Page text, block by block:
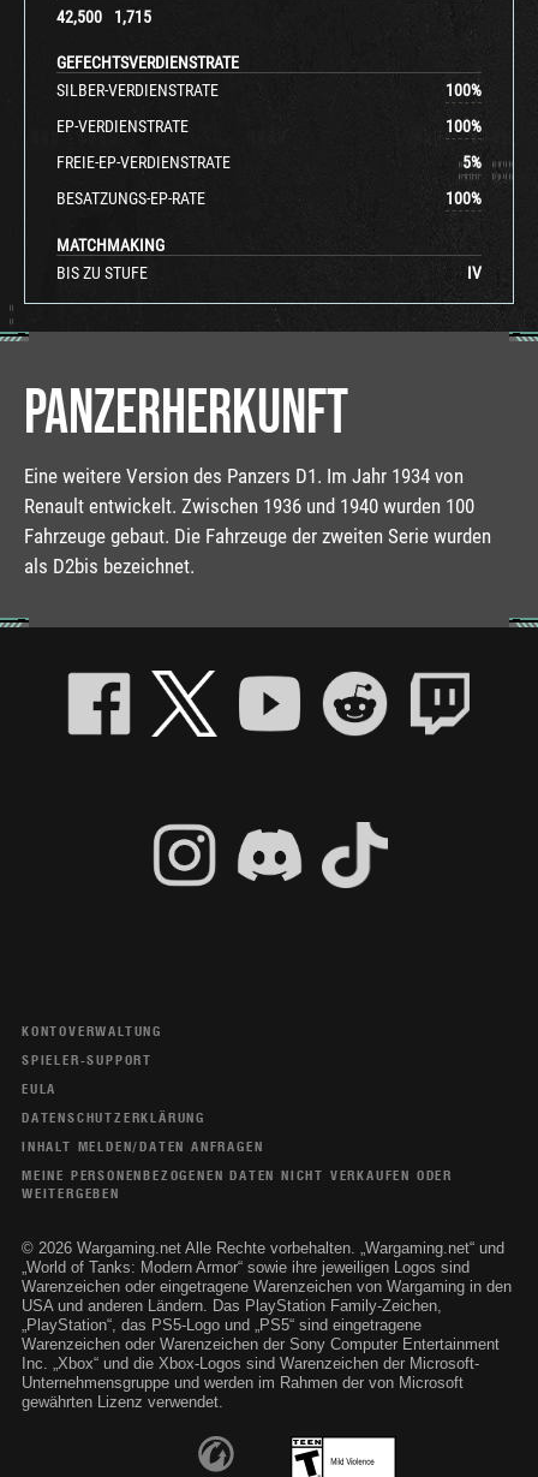
42,500
1,715
GEFECHTSVERDIENSTRATE
SILBER-VERDIENSTRATE
100%
EP-VERDIENSTRATE
100%
FREIE-EP-VERDIENSTRATE
5%
BESATZUNGS-EP-RATE
100%
MATCHMAKING
BIS ZU STUFE
IV
PANZERHERKUNFT
Eine weitere Version des Panzers D1. Im Jahr 1934 von
Renault entwickelt. Zwischen 1936 und 1940 wurden 100
Fahrzeuge gebaut. Die Fahrzeuge der zweiten Serie wurden
als D2bis bezeichnet.
KONTOVERWALTUNG
SPIELER-SUPPORT
EULA
DATENSCHUTZERKLÄRUNG
INHALT MELDEN/DATEN ANFRAGEN
MEINE PERSONENBEZOGENEN DATEN NICHT VERKAUFEN ODER
WEITERGEBEN
© 2026 Wargaming.net Alle Rechte vorbehalten. „Wargaming.net“ und
„World of Tanks: Modern Armor“ sowie ihre jeweiligen Logos sind
Warenzeichen oder eingetragene Warenzeichen von Wargaming in den
USA und anderen Ländern. Das PlayStation Family-Zeichen,
„PlayStation“, das PS5-Logo und „PS5“ sind eingetragene
Warenzeichen oder Warenzeichen der Sony Computer Entertainment
Inc. „Xbox“ und die Xbox-Logos sind Warenzeichen der Microsoft-
Unternehmensgruppe und werden im Rahmen der von Microsoft
gewährten Lizenz verwendet.